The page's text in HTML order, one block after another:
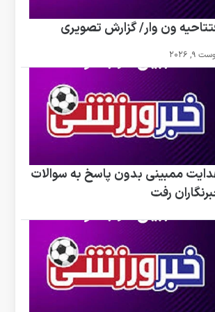
ون وار/ گزارش تصویری
9, 2026
ممبینی بدون پاسخ به سوالات
رفت